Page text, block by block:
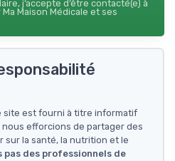
j’accepte d’être contacté(e) à
Maison Médicale et ses
site est fourni à titre informatif
efforcions de partager des
sur la santé, la nutrition et le
pas des professionnels de